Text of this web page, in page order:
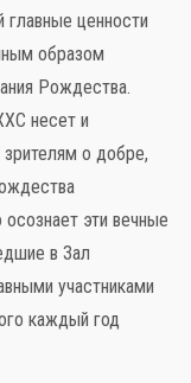
главные ценности
образом
Рождества.
несет и
о добре,
эти вечные
в Зал
участниками
каждый год